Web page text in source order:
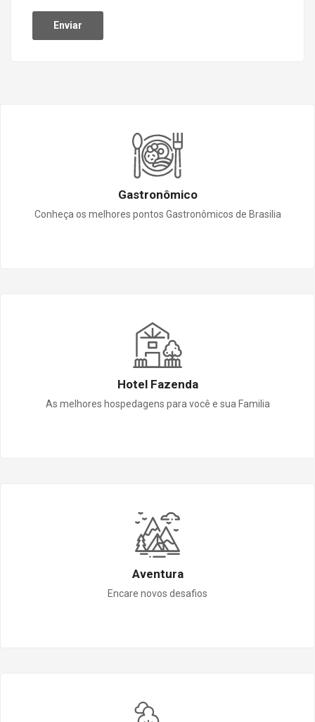
Gastronômico
Conheça os melhores pontos Gastronômicos de Brasilia
Hotel Fazenda
As melhores hospedagens para você e sua Familia
Aventura
Encare novos desafios